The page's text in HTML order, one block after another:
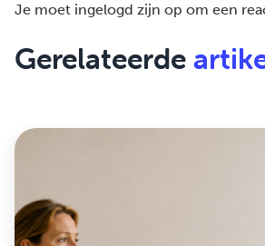
Je moet ingelogd zijn op om een
Gerelateerde